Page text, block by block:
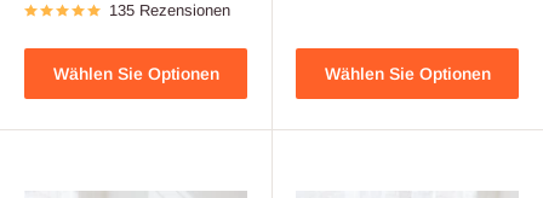
135 Rezensionen
Wählen Sie Optionen Wählen Sie Optionen